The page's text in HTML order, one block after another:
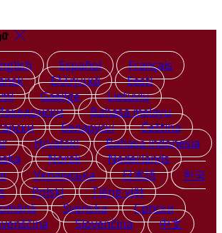
Español
Français
Ελληνικά
Eesti
Gaeilge
Lietuvių
Bahasa melayu
Беларускі
Čeština
Hrvatski
Bahasa indonesia
Norsk
Nederlands
Українська 日本語
한국
Polski
Tiếng việt
Svenska
Српски
Slovenčina 中文